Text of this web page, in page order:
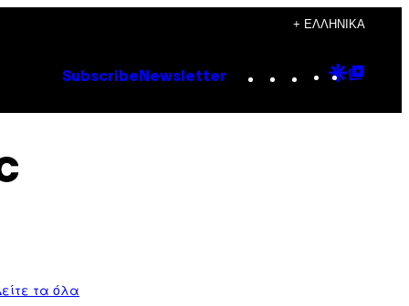
+ ΕΛΛΗΝΙΚΆ
Subscribe Newsletter Instagram
TikTok
YouTube
Google
τα όλα